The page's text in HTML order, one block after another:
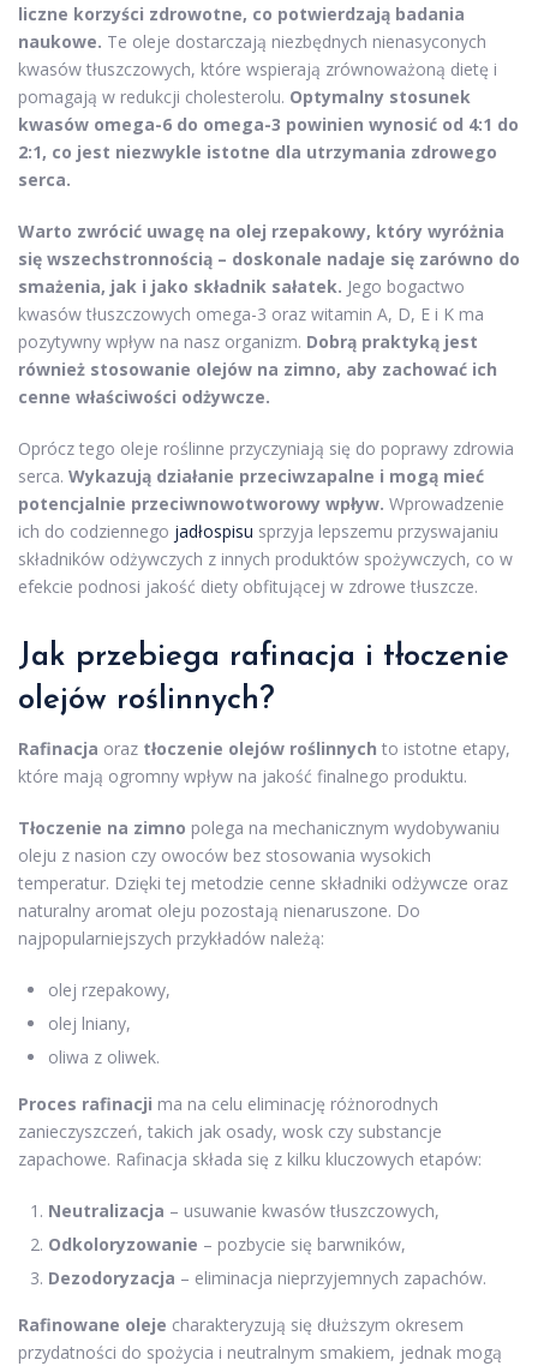
liczne korzyści zdrowotne, co potwierdzają badania
naukowe. Te oleje dostarczają niezbędnych nienasyconych
kwasów tłuszczowych, które wspierają zrównoważoną dietę i
pomagają w redukcji cholesterolu. Optymalny stosunek
kwasów omega-6 do omega-3 powinien wynosić od 4:1 do
2:1, co jest niezwykle istotne dla utrzymania zdrowego
serca.
Warto zwrócić uwagę na olej rzepakowy, który wyróżnia
się wszechstronnością – doskonale nadaje się zarówno do
smażenia, jak i jako składnik sałatek. Jego bogactwo
kwasów tłuszczowych omega-3 oraz witamin A, D, E i K ma
pozytywny wpływ na nasz organizm. Dobrą praktyką jest
również stosowanie olejów na zimno, aby zachować ich
cenne właściwości odżywcze.
Oprócz tego oleje roślinne przyczyniają się do poprawy zdrowia
serca. Wykazują działanie przeciwzapalne i mogą mieć
potencjalnie przeciwnowotworowy wpływ. Wprowadzenie
ich do codziennego jadłospisu sprzyja lepszemu przyswajaniu
składników odżywczych z innych produktów spożywczych, co w
efekcie podnosi jakość diety obfitującej w zdrowe tłuszcze.
Jak przebiega rafinacja i tłoczenie
olejów roślinnych?
Rafinacja oraz tłoczenie olejów roślinnych to istotne etapy,
które mają ogromny wpływ na jakość finalnego produktu.
Tłoczenie na zimno polega na mechanicznym wydobywaniu
oleju z nasion czy owoców bez stosowania wysokich
temperatur. Dzięki tej metodzie cenne składniki odżywcze oraz
naturalny aromat oleju pozostają nienaruszone. Do
najpopularniejszych przykładów należą:
olej rzepakowy,
olej lniany,
oliwa z oliwek.
Proces rafinacji ma na celu eliminację różnorodnych
zanieczyszczeń, takich jak osady, wosk czy substancje
zapachowe. Rafinacja składa się z kilku kluczowych etapów:
Neutralizacja – usuwanie kwasów tłuszczowych,
Odkoloryzowanie – pozbycie się barwników,
Dezodoryzacja – eliminacja nieprzyjemnych zapachów.
Rafinowane oleje charakteryzują się dłuższym okresem
przydatności do spożycia i neutralnym smakiem, jednak mogą